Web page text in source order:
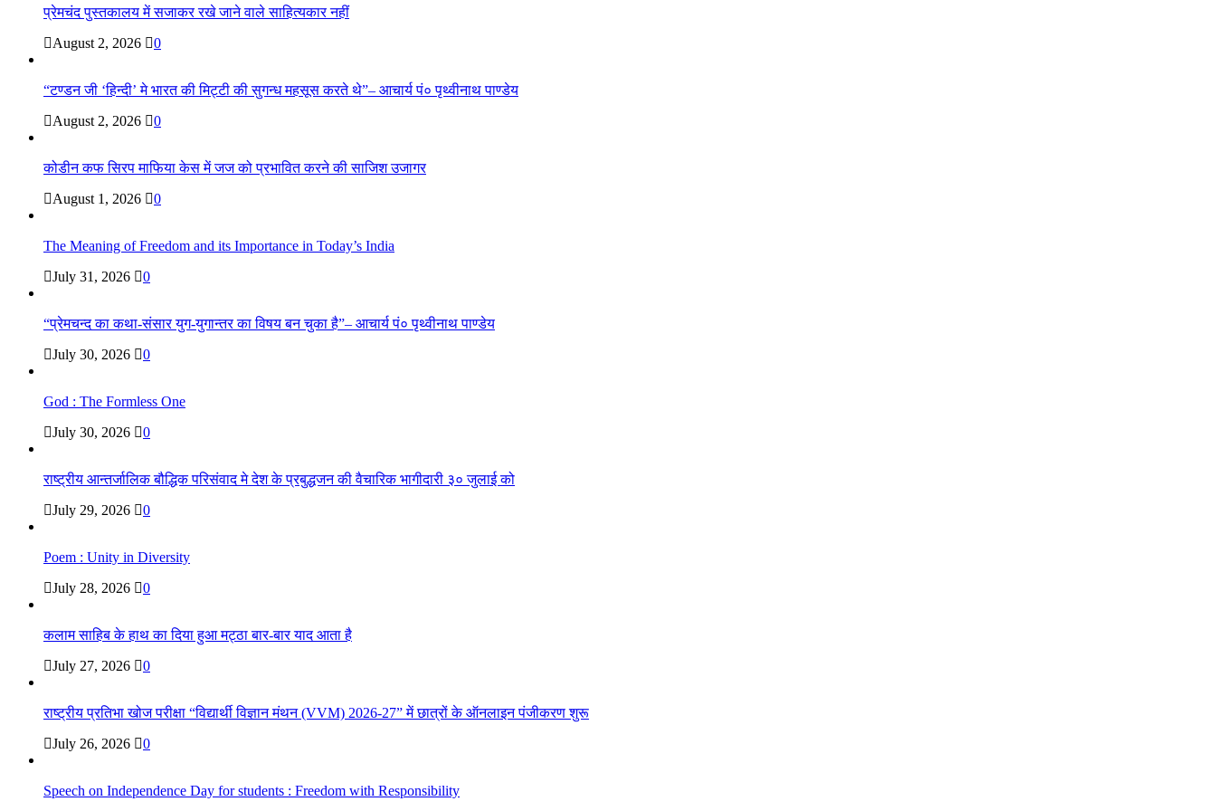
प्रेमचंद पुस्तकालय में सजाकर रखे जाने वाले साहित्यकार नहीं
August 2, 2026
0
“टण्डन जी ‘हिन्दी’ मे भारत की मिट्टी की सुगन्ध महसूस करते थे”– आचार्य पं० पृथ्वीनाथ पाण्डेय
August 2, 2026
0
कोडीन कफ सिरप माफिया केस में जज को प्रभावित करने की साजिश उजागर
August 1, 2026
0
The Meaning of Freedom and its Importance in Today’s India
July 31, 2026
0
“प्रेमचन्द का कथा-संसार युग-युगान्तर का विषय बन चुका है”– आचार्य पं० पृथ्वीनाथ पाण्डेय
July 30, 2026
0
God : The Formless One
July 30, 2026
0
राष्ट्रीय आन्तर्जालिक बौद्धिक परिसंवाद मे देश के प्रबुद्धजन की वैचारिक भागीदारी ३० जुलाई को
July 29, 2026
0
Poem : Unity in Diversity
July 28, 2026
0
कलाम साहिब के हाथ का दिया हुआ मट्ठा बार-बार याद आता है
July 27, 2026
0
राष्ट्रीय प्रतिभा खोज परीक्षा “विद्यार्थी विज्ञान मंथन (VVM) 2026-27” में छात्रों के ऑनलाइन पंजीकरण शुरू
July 26, 2026
0
Speech on Independence Day for students : Freedom with Responsibility